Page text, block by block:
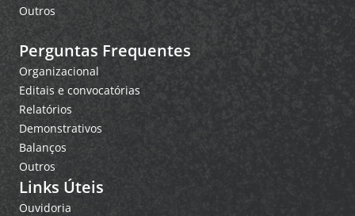
Outros
Perguntas Frequentes
Organizacional
Editais e convocatórias
Relatórios
Demonstrativos
Balanços
Outros
Links Úteis
Ouvidoria